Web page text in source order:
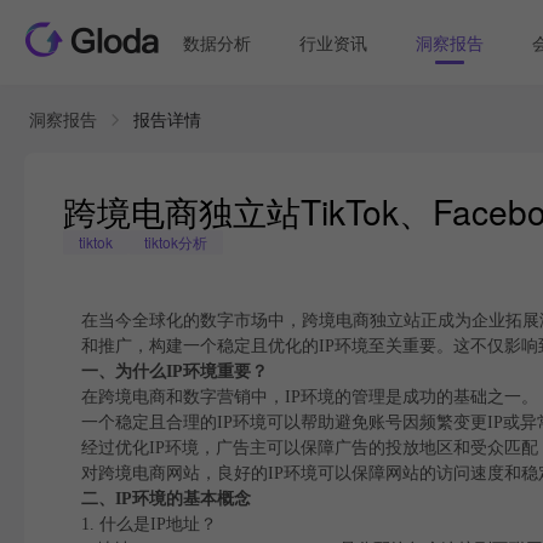
数据分析 行业资讯 洞察报告
洞察报告 报告详情
跨境电商独立站TikTok、
tiktok tiktok分析
在当今全球化的数字市场中，跨境电商独立站正成为企业拓
和推广，构建一个稳定且优化的IP环境至关重要。这不仅影
一、为什么IP环境重要？
在跨境电商和数字营销中，IP环境的管理是成功的基础之一。
一个稳定且合理的IP环境可以帮助避免账号因频繁变更IP或
经过优化IP环境，广告主可以保障广告的投放地区和受众匹
对跨境电商网站，良好的IP环境可以保障网站的访问速度和
二、IP环境的基本概念
1. 什么是IP地址？